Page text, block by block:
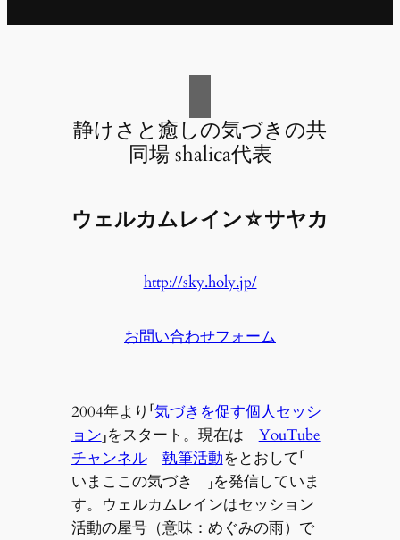
静けさと癒しの気づきの共
同場 shalica代表
ウェルカムレイン☆サヤカ
http://sky.holy.jp/
お問い合わせフォーム
2004年より「気づきを促す個人セッシ
ョン」をスタート。現在は YouTube
チャンネル
執筆活動をとおして「
いまここの気づき 」を発信していま
す。ウェルカムレインはセッション
活動の屋号（意味：めぐみの雨）で